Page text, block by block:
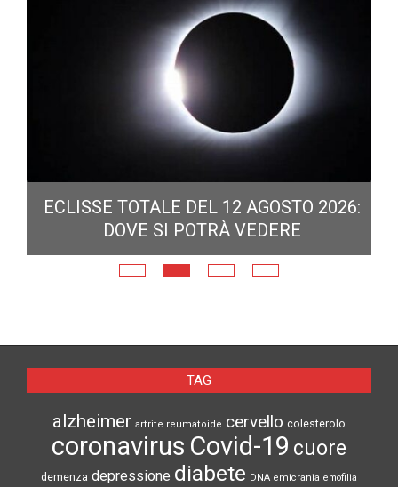
ECLISSE TOTALE DEL 12 AGOSTO 2026:
DOVE SI POTRÀ VEDERE
TAG
alzheimer artrite reumatoide cervello colesterolo
coronavirus Covid-19 cuore
demenza depressione diabete DNA emicrania emofilia